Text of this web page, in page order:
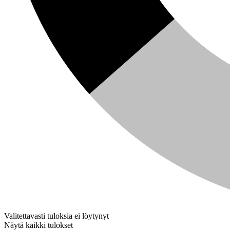
Valitettavasti tuloksia ei löytynyt
Näytä kaikki tulokset